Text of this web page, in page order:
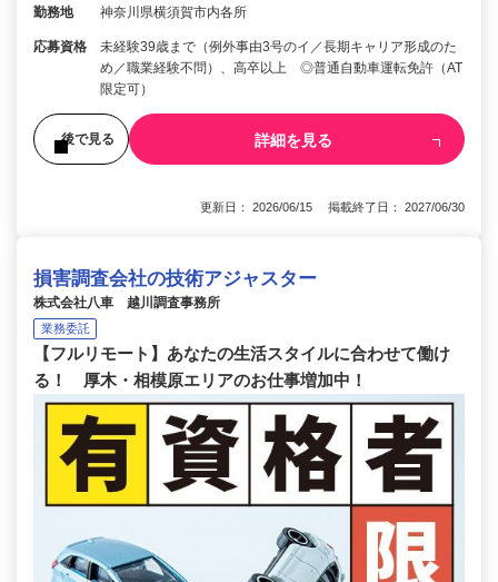
勤務地 神奈川県横須賀市内各所
応募資格
未経験39歳まで（例外事由3号のイ／長期キャリア形成のた
め／職業経験不問）、高卒以上 ◎普通自動車運転免許（AT
限定可）
後で見る 詳細を見る
更新日： 2026/06/15 掲載終了日： 2027/06/30
損害調査会社の技術アジャスター
株式会社八車 越川調査事務所
業務委託
【フルリモート】あなたの生活スタイルに合わせて働け
る！ 厚木・相模原エリアのお仕事増加中！